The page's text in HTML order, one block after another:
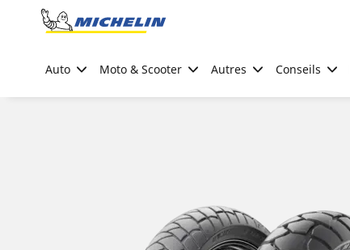
Go to page content
Auto Moto & Scooter Autres Conseils